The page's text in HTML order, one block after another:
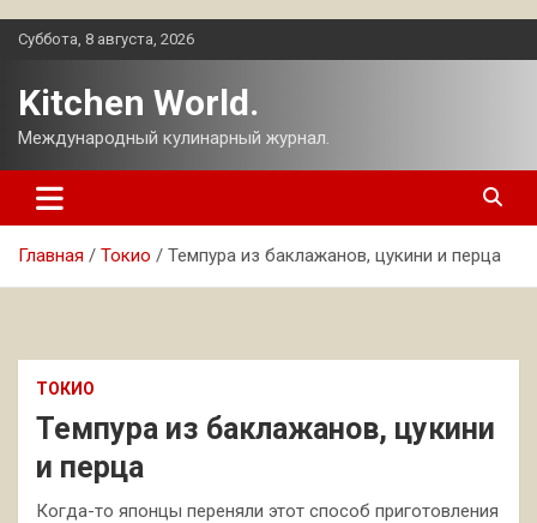
Перейти
Суббота, 8 августа, 2026
Kitchen World.
Международный кулинарный журнал.
Главная Токио Темпура из баклажанов, цукини и перца
ТОКИО
Темпура из баклажанов, цукини
и перца
Когда-то японцы переняли этот способ приготовления